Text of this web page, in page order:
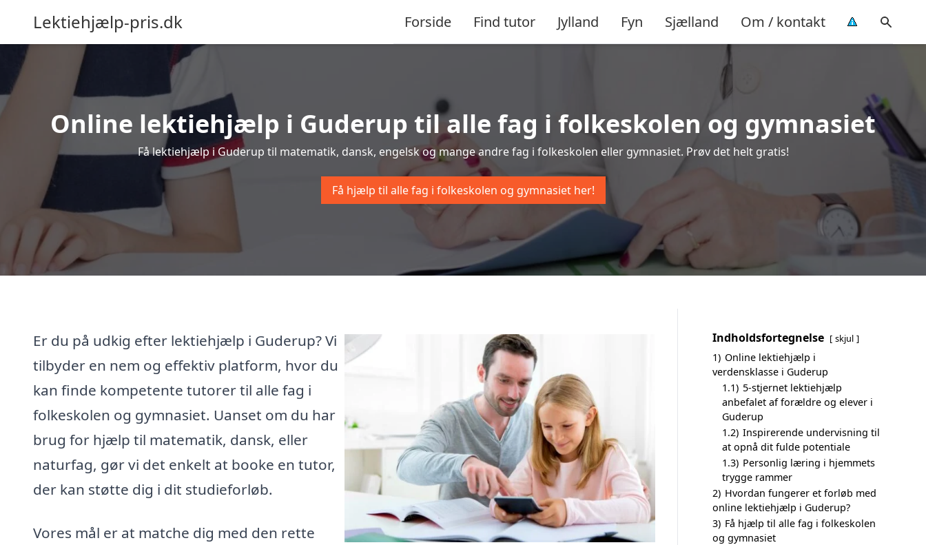
Lektiehjælp-pris.dk Forside Find tutor Jylland Fyn Sjælland Om / kontakt
Online lektiehjælp i Guderup til alle fag i folkeskolen og gymnasiet
Få lektiehjælp i Guderup til matematik, dansk, engelsk og mange andre fag i folkeskolen eller gymnasiet. Prøv det helt gratis!
Få hjælp til alle fag i folkeskolen og gymnasiet her!
Er du på udkig efter lektiehjælp i Guderup? Vi
tilbyder en nem og effektiv platform, hvor du
kan finde kompetente tutorer til alle fag i
folkeskolen og gymnasiet. Uanset om du har
brug for hjælp til matematik, dansk, eller
naturfag, gør vi det enkelt at booke en tutor,
der kan støtte dig i dit studieforløb.
Vores mål er at matche dig med den rette
Indholdsfortegnelse skjul
1) Online lektiehjælp i
verdensklasse i Guderup
1.1) 5-stjernet lektiehjælp
anbefalet af forældre og elever i
Guderup
1.2) Inspirerende undervisning til
at opnå dit fulde potentiale
1.3) Personlig læring i hjemmets
trygge rammer
2) Hvordan fungerer et forløb med
online lektiehjælp i Guderup?
3) Få hjælp til alle fag i folkeskolen
og gymnasiet